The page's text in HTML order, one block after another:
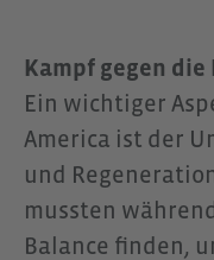
Kampf gegen die
Ein wichtiger
America ist der
und
mussten
Balance finden,